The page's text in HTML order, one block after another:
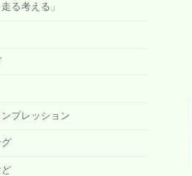
る考える」
プレッション
グ